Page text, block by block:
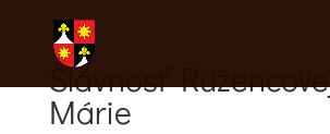
Slávnosť
Márie